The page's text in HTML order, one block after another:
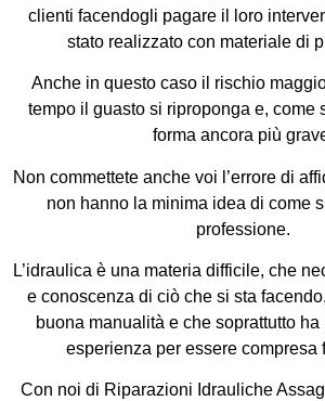
clienti facendogli pagare il loro
stato realizzato con materiale di
Anche in questo caso il rischio
tempo il guasto si riproponga e, come
forma ancora più
Non commettete anche voi l’errore di
non hanno la minima idea di come
professione.
L’idraulica è una materia difficile, che
e conoscenza di ciò che si sta
buona manualità e che soprattutto
esperienza per essere compresa
Con noi di Riparazioni Idrauliche